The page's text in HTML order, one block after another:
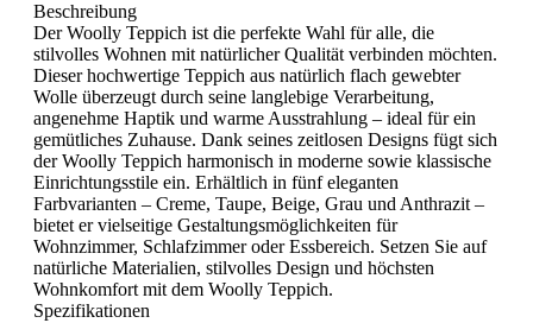
Beschreibung
Der Woolly Teppich ist die perfekte Wahl für alle, die
stilvolles Wohnen mit natürlicher Qualität verbinden möchten.
Dieser hochwertige Teppich aus natürlich flach gewebter
Wolle überzeugt durch seine langlebige Verarbeitung,
angenehme Haptik und warme Ausstrahlung – ideal für ein
gemütliches Zuhause. Dank seines zeitlosen Designs fügt sich
der Woolly Teppich harmonisch in moderne sowie klassische
Einrichtungsstile ein. Erhältlich in fünf eleganten
Farbvarianten – Creme, Taupe, Beige, Grau und Anthrazit –
bietet er vielseitige Gestaltungsmöglichkeiten für
Wohnzimmer, Schlafzimmer oder Essbereich. Setzen Sie auf
natürliche Materialien, stilvolles Design und höchsten
Wohnkomfort mit dem Woolly Teppich.
Spezifikationen